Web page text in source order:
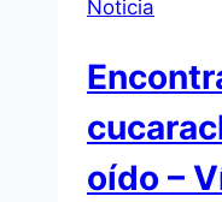
Noticia
oído –